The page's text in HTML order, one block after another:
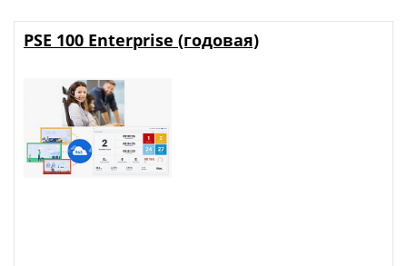
PSE 100 Enterprise (годовая)